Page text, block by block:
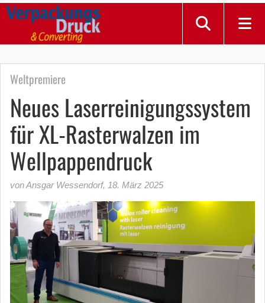
Weltpremiere
Neues Laserreinigungssystem
für XL-Rasterwalzen im
Wellpappendruck
von Ansgar Wessendorf, 18. März 2025